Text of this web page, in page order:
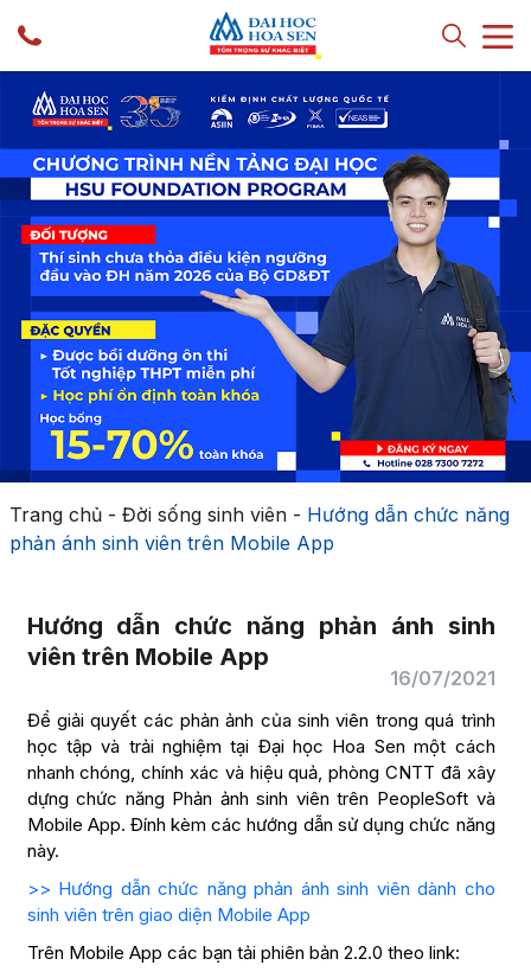
Trang chủ- Đời sống sinh viên- Hướng dẫn chức năng
phản ánh sinh viên trên Mobile App
Hướng dẫn chức năng phản ánh sinh
viên trên Mobile App
16/07/2021
Để giải quyết các phản ảnh của sinh viên trong quá trình
học tập và trải nghiệm tại Đại học Hoa Sen một cách
nhanh chóng, chính xác và hiệu quả, phòng CNTT đã xây
dựng chức năng Phản ảnh sinh viên trên PeopleSoft và
Mobile App. Đính kèm các hướng dẫn sử dụng chức năng
này.
>> Hướng dẫn chức năng phản ánh sinh viên dành cho
sinh viên trên giao diện Mobile App
Trên Mobile App các bạn tải phiên bản 2.2.0 theo link: